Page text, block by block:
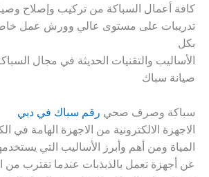
كافة أعمال السباكة من تركيب وإصلاح
تدريبات على مستوى عالي وورش عمل
بكل
الأساليب والتقنيات الحديثة في مجال
صيانة سباك
سباكة وصرف صحي رقم سباك في دبي
الاجهزة الالكترونية من الاجهزة الهامة
المياة ومن أهم وأبرز الأساليب التي
عن أجهزة تعمل بالذبذبات عندما تقترب من